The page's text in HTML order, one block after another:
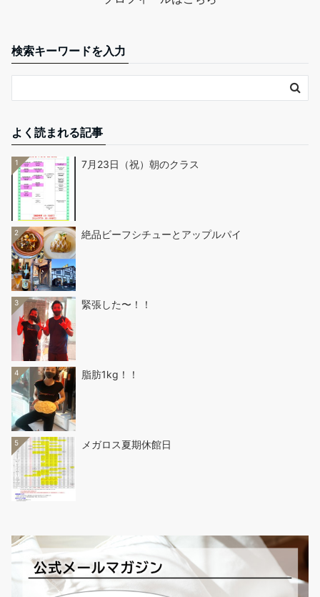
検索キーワードを入力
よく読まれる記事
1 7月23日（祝）朝のクラス
2 絶品ビーフシチューとアップルパイ
3 緊張した〜！！
4 脂肪1kg！！
5 メガロス夏期休館日